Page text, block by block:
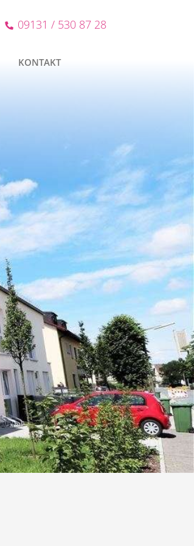
09131 / 530 87 28
KONTAKT